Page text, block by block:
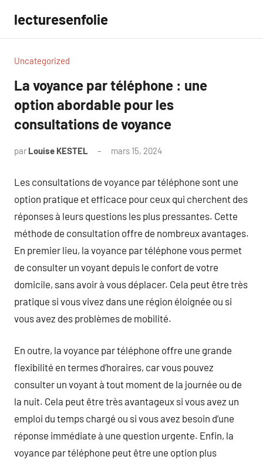
contenu
lecturesenfolie
Uncategorized
La voyance par téléphone : une
option abordable pour les
consultations de voyance
par Louise KESTEL mars 15, 2024
Les consultations de voyance par téléphone sont une
option pratique et efficace pour ceux qui cherchent des
réponses à leurs questions les plus pressantes. Cette
méthode de consultation offre de nombreux avantages.
En premier lieu, la voyance par téléphone vous permet
de consulter un voyant depuis le confort de votre
domicile, sans avoir à vous déplacer. Cela peut être très
pratique si vous vivez dans une région éloignée ou si
vous avez des problèmes de mobilité.
En outre, la voyance par téléphone offre une grande
flexibilité en termes d’horaires, car vous pouvez
consulter un voyant à tout moment de la journée ou de
la nuit. Cela peut être très avantageux si vous avez un
emploi du temps chargé ou si vous avez besoin d’une
réponse immédiate à une question urgente. Enfin, la
voyance par téléphone peut être une option plus